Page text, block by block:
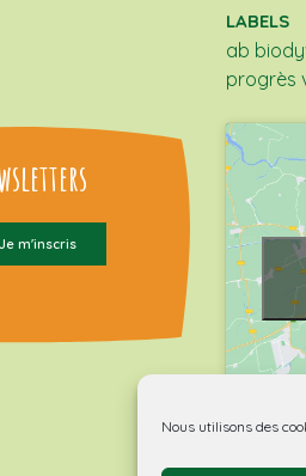
Nous utilisons des
LABELS
ab
progrès